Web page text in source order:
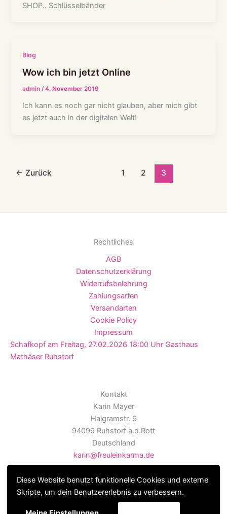
Diese Website benutzt funktionelle Cookies und externe
Skripte, um dein Benutzererlebnis zu verbessern.
SHOP.. Schlüsselbänder
Blog
Wow ich bin jetzt Online
admin/4. November 2019
Ich kann es noch gar nicht glauben, aber mich gibt
es jetzt auch in der digitalen Welt!
← Zurück 1 2 3
Rechtliches
AGB
Datenschutzerklärung
Widerrufsbelehrung
Zahlungsarten
Versandarten
Cookie Policy
Impressum
Schafkopf am Freitag, 27.02.2026 18:00 Uhr Gasthaus
Mathäser Ruhstorf
Kontakt
Karin Mayer
Haigramstr. 9
94099 Ruhstorf a.d.Rott
Deutschland
karin@freuleinkarma.de
Copyright © 2026